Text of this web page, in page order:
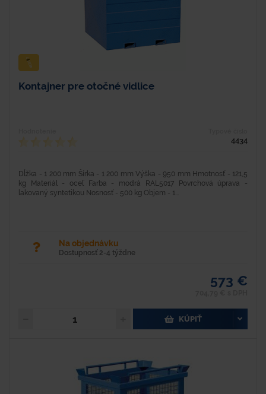
Kontajner pre otočné vidlice
4434
Dĺžka - 1 200 mm Šírka - 1 200 mm Výška - 950 mm Hmotnosť - 121,5
kg Materiál - oceľ Farba - modrá RAL5017 Povrchová úprava -
lakovaný syntetikou Nosnosť - 500 kg Objem - 1...
Na objednávku
Dostupnosť 2-4 týždne
573 €
KÚPIŤ